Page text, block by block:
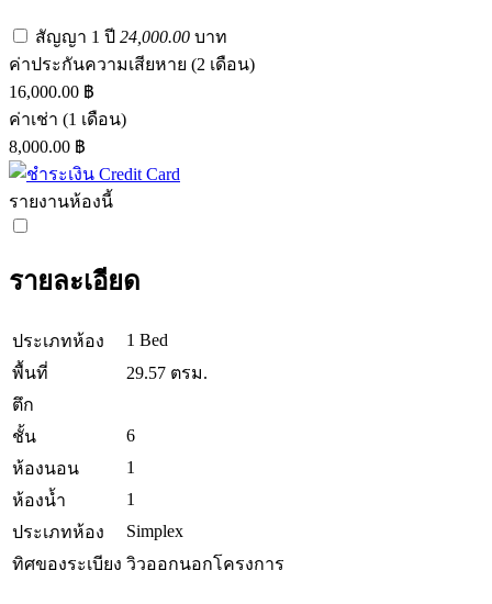
สัญญา 1 ปี 24,000.00 บาท
ค่าประกันความเสียหาย (2 เดือน)
16,000.00 ฿
ค่าเช่า (1 เดือน)
8,000.00 ฿
รายงานห้องนี้
รายละเอียด
ประเภทห้อง
1 Bed
พื้นที่
29.57 ตรม.
ตึก
ชั้น
6
ห้องนอน
1
ห้องน้ำ
1
ประเภทห้อง
Simplex
ทิศของระเบียง วิวออกนอกโครงการ